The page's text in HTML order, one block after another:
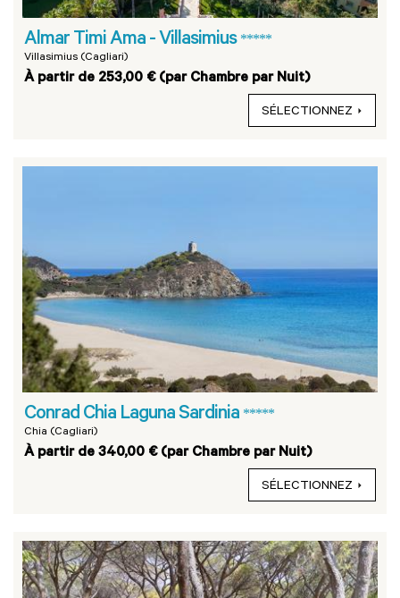
Almar Timi Ama - Villasimius *****
Villasimius (Cagliari)
À partir de 253,00 € (par Chambre par Nuit)
SÉLECTIONNEZ
Conrad Chia Laguna Sardinia *****
Chia (Cagliari)
À partir de 340,00 € (par Chambre par Nuit)
SÉLECTIONNEZ